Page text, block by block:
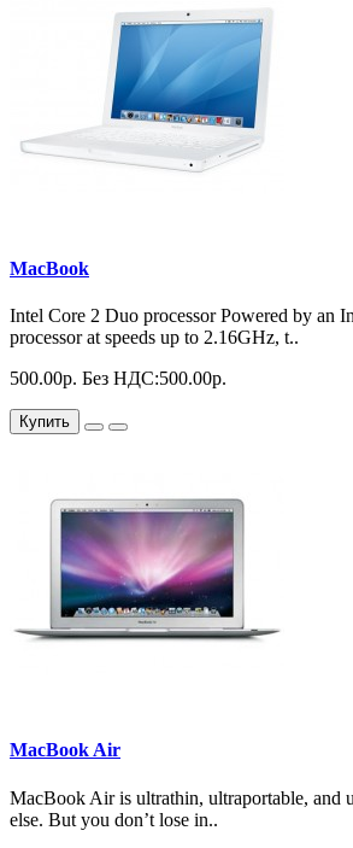
MacBook
Intel Core 2 Duo processor Powered by an
processor at speeds up to 2.16GHz, t..
500.00р. Без НДС:500.00р.
Купить
MacBook Air
MacBook Air is ultrathin, ultraportable, and
else. But you don’t lose in..